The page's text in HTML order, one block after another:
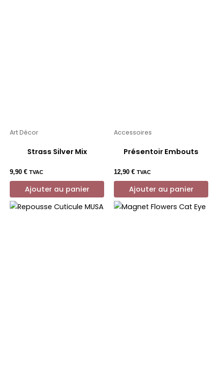
Art Décor
Strass Silver Mix
9,90 € TVAC
Ajouter au panier
Accessoires
Présentoir Embouts
12,90 € TVAC
Ajouter au panier